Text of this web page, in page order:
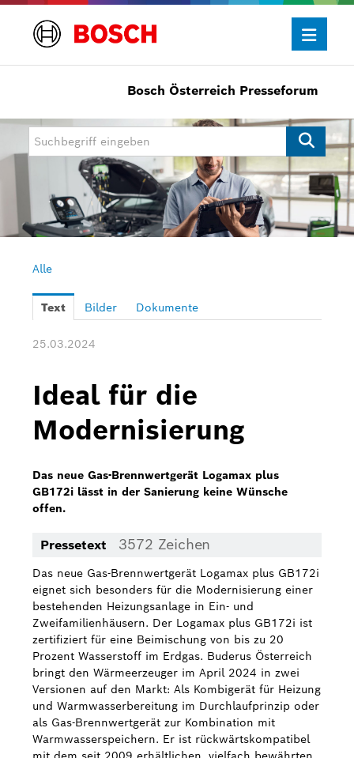
Presseinformationen
Allgemein/Wirtschaft
Bosch Innovationspreis
eBike Systems
Mobility
Power Tools
Buderus
Pressemappen
Downloads
Pressemappen
Fotos
Videos
Über uns
Bosch in Österreich
Karriere bei Bosch in Österreich
Bosch Weltweit
Bosch Österreich Presseforum
Alle
Text Bilder Dokumente
25.03.2024
Ideal für die
Modernisierung
Das neue Gas-Brennwertgerät Logamax plus
GB172i lässt in der Sanierung keine Wünsche
offen.
Pressetext 3572 Zeichen
Das neue Gas-Brennwertgerät Logamax plus GB172i
eignet sich besonders für die Modernisierung einer
bestehenden Heizungsanlage in Ein- und
Zweifamilienhäusern. Der Logamax plus GB172i ist
zertifiziert für eine Beimischung von bis zu 20
Prozent Wasserstoff im Erdgas. Buderus Österreich
bringt den Wärmeerzeuger im April 2024 in zwei
Versionen auf den Markt: Als Kombigerät für Heizung
und Warmwasserbereitung im Durchlaufprinzip oder
als Gas-Brennwertgerät zur Kombination mit
Warmwasserspeichern. Er ist rückwärtskompatibel